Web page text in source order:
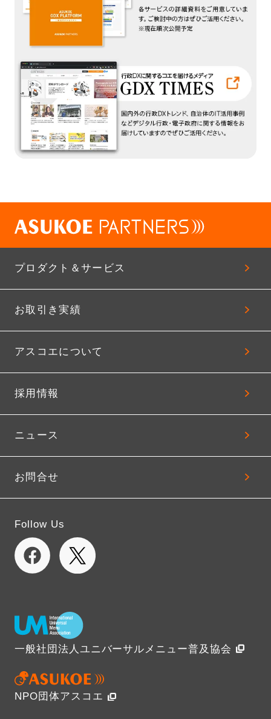
プロダクト＆サービス
お取引き実績
アスコエについて
採用情報
ニュース
お問合せ
Follow Us
一般社団法人ユニバーサルメニュー普及協会
NPO団体アスコエ